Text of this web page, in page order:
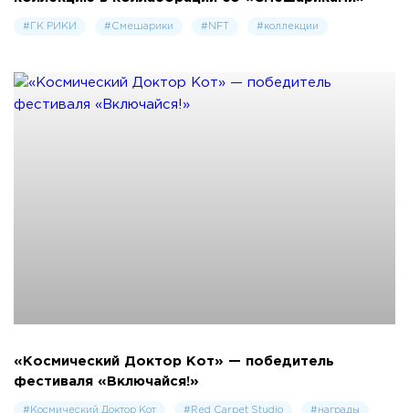
#ГК РИКИ #Смешарики #NFT #коллекции
«Космический Доктор Кот» — победитель
фестиваля «Включайся!»
#Космический Доктор Кот #Red Carpet Studio #награды